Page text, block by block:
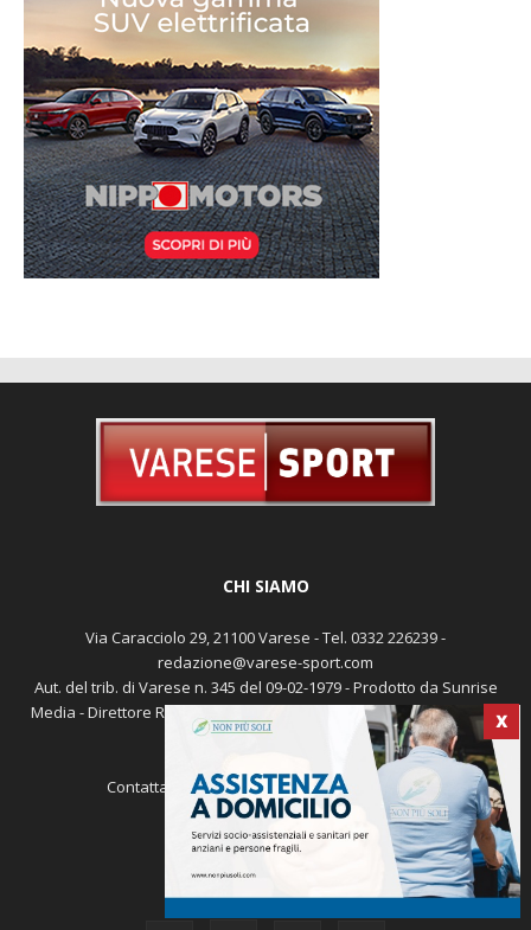
X
CHI SIAMO
Via Caracciolo 29, 21100 Varese - Tel. 0332 226239 -
redazione@varese-sport.com
Aut. del trib. di Varese n. 345 del 09-02-1979 - Prodotto da Sunrise
Media - Direttore Responsabile: Michele Marocco -Cookie policy
Pubblicità
redazione@varese-sport.com
SEGUICI